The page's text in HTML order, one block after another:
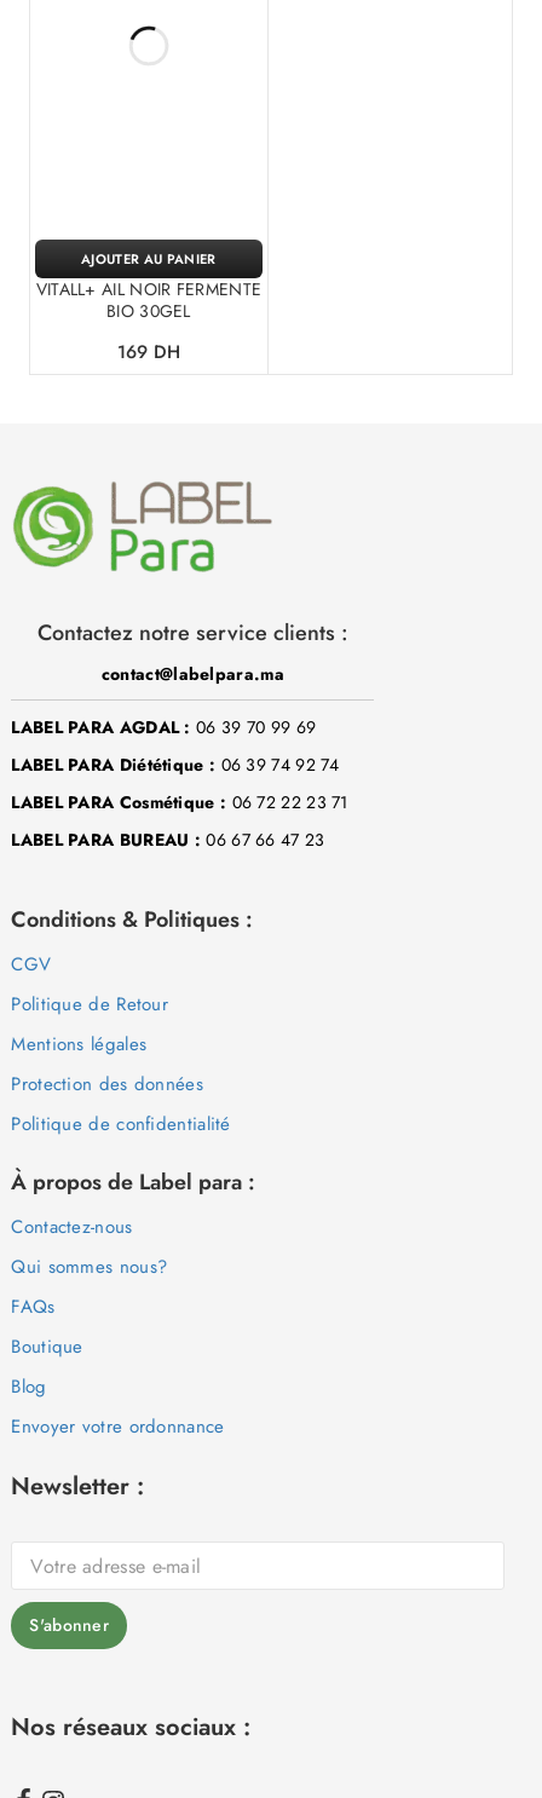
VITALL+ AIL NOIR FERMENTE
BIO 30GEL
169 DH
AJOUTER AU PANIER
Contactez notre service clients :
contact@labelpara.ma
LABEL PARA AGDAL : 06 39 70 99 69
LABEL PARA Diététique : 06 39 74 92 74
LABEL PARA Cosmétique : 06 72 22 23 71
LABEL PARA BUREAU : 06 67 66 47 23
Conditions & Politiques :
CGV
Politique de Retour
Mentions légales
Protection des données
Politique de confidentialité
À propos de Label para :
Contactez-nous
Qui sommes nous?
FAQs
Boutique
Blog
Envoyer votre ordonnance
Newsletter :
Nos réseaux sociaux :